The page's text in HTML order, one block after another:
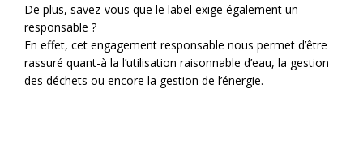
De plus, savez-vous que le label exige également un
responsable ?
En effet, cet engagement responsable nous permet d’être
rassuré quant-à la l’utilisation raisonnable d’eau, la gestion
des déchets ou encore la gestion de l’énergie.